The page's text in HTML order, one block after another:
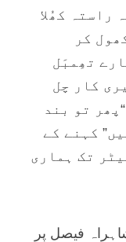
راستہ کھُلا
کر
تھِمبَل
کار چل
تو بند
کہنے کے
تک ہماری
فيصل پر